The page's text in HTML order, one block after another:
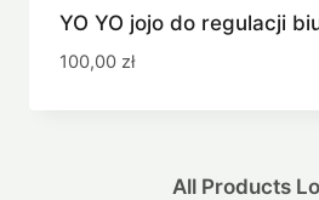
YO YO jojo do regulacji
100,00 zł
All Products